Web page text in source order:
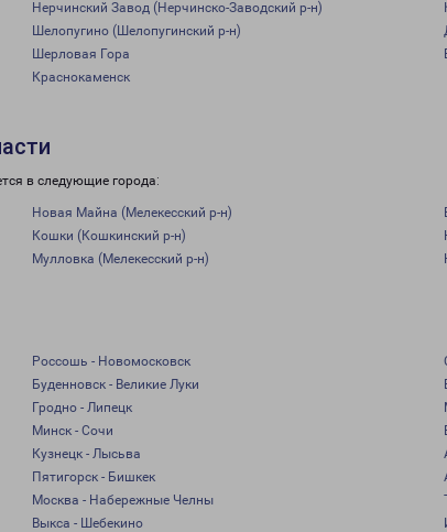
Нерчинский Завод (Нерчинско-Заводский р-н)
Шелопугино (Шелопугинский р-н)
Шерловая Гора
Краснокаменск
в следующие города:
Новая Майна (Мелекесский р-н)
Кошки (Кошкинский р-н)
Мулловка (Мелекесский р-н)
Россошь - Новомосковск
Буденновск - Великие Луки
Гродно - Липецк
Минск - Сочи
Кузнецк - Лысьва
Пятигорск - Бишкек
Москва - Набережные Челны
Выкса - Шебекино